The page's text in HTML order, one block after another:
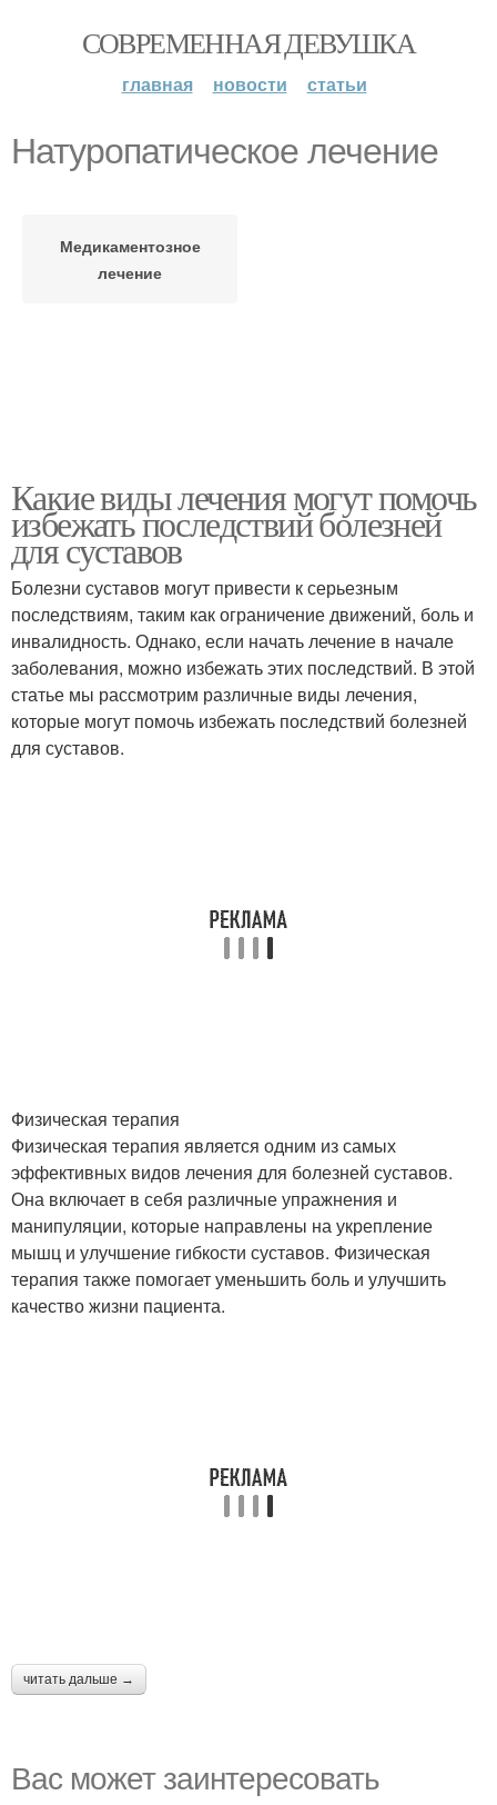
СОВРЕМЕННАЯ ДЕВУШКА
главная новости статьи
Натуропатическое лечение
Медикаментозное
лечение
Какие виды лечения могут помочь
избежать последствий болезней
для суставов
Болезни суставов могут привести к серьезным
последствиям, таким как ограничение движений, боль и
инвалидность. Однако, если начать лечение в начале
заболевания, можно избежать этих последствий. В этой
статье мы рассмотрим различные виды лечения,
которые могут помочь избежать последствий болезней
для суставов.
Физическая терапия
Физическая терапия является одним из самых
эффективных видов лечения для болезней суставов.
Она включает в себя различные упражнения и
манипуляции, которые направлены на укрепление
мышц и улучшение гибкости суставов. Физическая
терапия также помогает уменьшить боль и улучшить
качество жизни пациента.
читать дальше →
Вас может заинтересовать